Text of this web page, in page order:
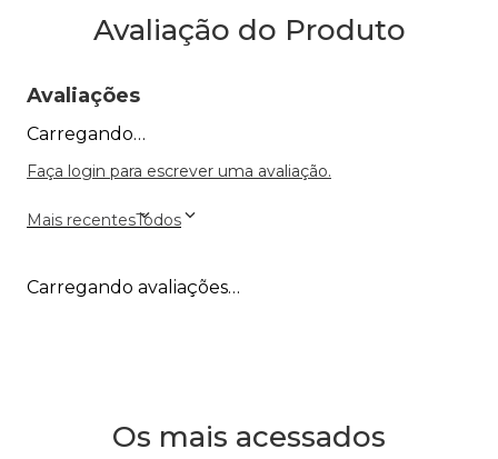
Avaliação do Produto
Avaliações
Carregando…
Faça login para escrever uma avaliação.
Mais recentesTodos
Carregando avaliações…
Os mais acessados